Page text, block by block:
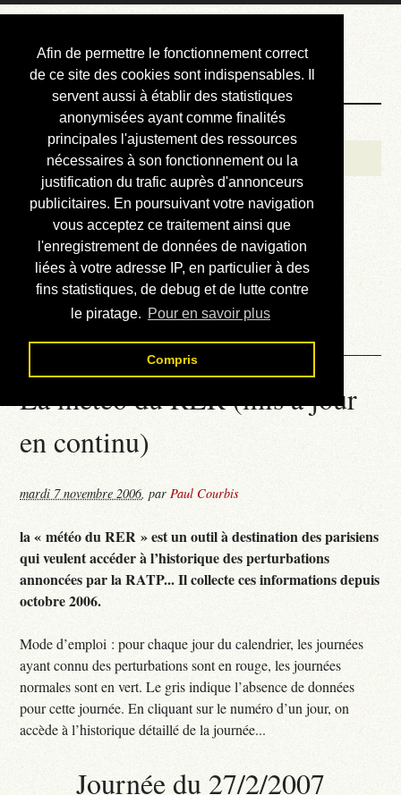
Afin de permettre le fonctionnement correct
de ce site des cookies sont indispensables. Il
servent aussi à établir des statistiques
anonymisées ayant comme finalités
principales l'ajustement des ressources
nécessaires à son fonctionnement ou la
justification du trafic auprès d'annonceurs
publicitaires. En poursuivant votre navigation
vous acceptez ce traitement ainsi que
l'enregistrement de données de navigation
liées à votre adresse IP, en particulier à des
fins statistiques, de debug et de lutte contre
le piratage. Pour en savoir plus
Compris
Courbis, « LE »
Blog Officiel
Bienvenue
Réalisations
Divers (et d’été)
Annonces
Liens externes
Téléchargement
Contact
La météo du RER (mis à jour
en continu)
mardi 7 novembre 2006,parPaul Courbis
la « météo du RER » est un outil à destination des parisiens
qui veulent accéder à l’historique des perturbations
annoncées par la RATP... Il collecte ces informations depuis
octobre 2006.
Mode d’emploi : pour chaque jour du calendrier, les journées
ayant connu des perturbations sont en rouge, les journées
normales sont en vert. Le gris indique l’absence de données
pour cette journée. En cliquant sur le numéro d’un jour, on
accède à l’historique détaillé de la journée...
Journée du 27/2/2007